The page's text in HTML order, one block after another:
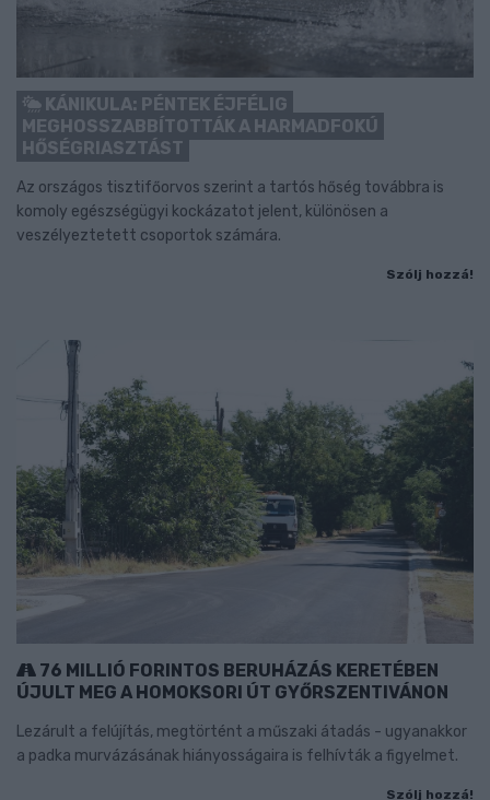
KÁNIKULA: PÉNTEK ÉJFÉLIG
MEGHOSSZABBÍTOTTÁK A HARMADFOKÚ
HŐSÉGRIASZTÁST
Az országos tisztifőorvos szerint a tartós hőség továbbra is
komoly egészségügyi kockázatot jelent, különösen a
veszélyeztetett csoportok számára.
Szólj hozzá!
76 MILLIÓ FORINTOS BERUHÁZÁS KERETÉBEN
ÚJULT MEG A HOMOKSORI ÚT GYŐRSZENTIVÁNON
Lezárult a felújítás, megtörtént a műszaki átadás - ugyanakkor
a padka murvázásának hiányosságaira is felhívták a figyelmet.
Szólj hozzá!